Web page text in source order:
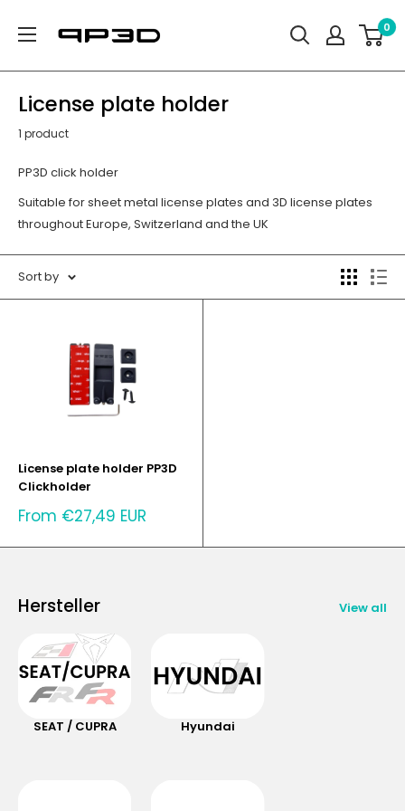
0
License plate holder
1 product
PP3D click holder
Suitable for sheet metal license plates and 3D license plates
throughout Europe, Switzerland and the UK
Sort by
License plate holder PP3D
Clickholder
Sale
From €27,49 EUR
Hersteller View all
SEAT / CUPRA Hyundai